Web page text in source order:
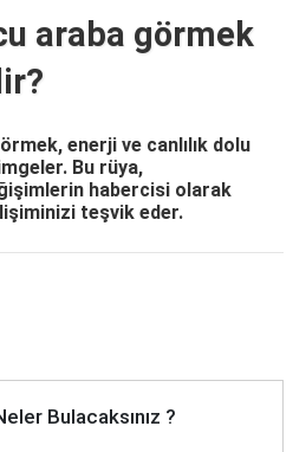
araba görmek
enerji ve canlılık dolu
Bu rüya,
habercisi olarak
teşvik eder.
Bulacaksınız ?